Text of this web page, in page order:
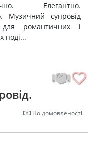
Елегантно.
Музичний супровід
романтичних і
поді...
По домовленості